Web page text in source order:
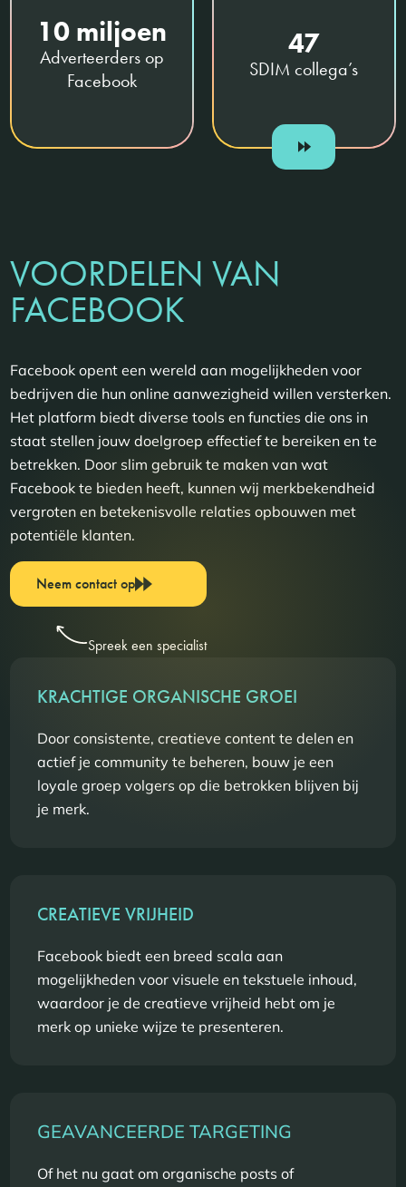
10 miljoen
Adverteerders op
Facebook
47
SDIM collega’s
VOORDELEN VAN
FACEBOOK
Facebook opent een wereld aan mogelijkheden voor
bedrijven die hun online aanwezigheid willen versterken.
Het platform biedt diverse tools en functies die ons in
staat stellen jouw doelgroep effectief te bereiken en te
betrekken. Door slim gebruik te maken van wat
Facebook te bieden heeft, kunnen wij merkbekendheid
vergroten en betekenisvolle relaties opbouwen met
potentiële klanten.
Neem contact op
Spreek een specialist
KRACHTIGE ORGANISCHE GROEI
Door consistente, creatieve content te delen en
actief je community te beheren, bouw je een
loyale groep volgers op die betrokken blijven bij
je merk.
CREATIEVE VRIJHEID
Facebook biedt een breed scala aan
mogelijkheden voor visuele en tekstuele inhoud,
waardoor je de creatieve vrijheid hebt om je
merk op unieke wijze te presenteren.
GEAVANCEERDE TARGETING
Of het nu gaat om organische posts of